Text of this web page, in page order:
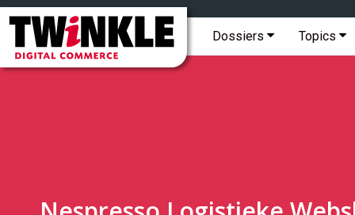
Twinkle
Digital
Commerce
Hoofdmenu
Dossiers Topics
Topmenu